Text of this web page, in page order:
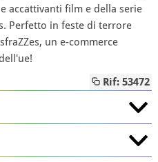
accattivanti film e della serie
Perfetto in feste di terrore
un e-commerce
Rif: 53472